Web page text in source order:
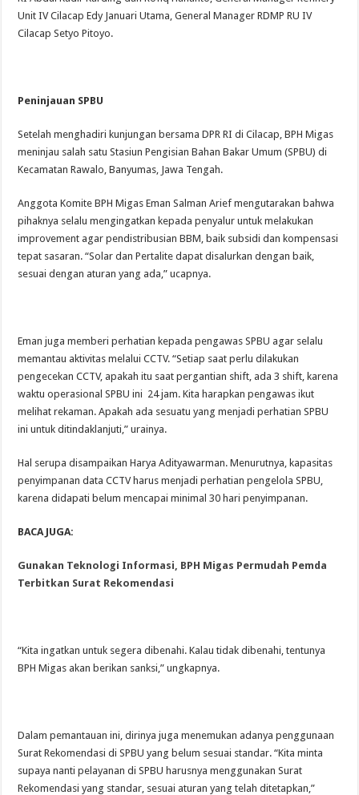
Unit IV Cilacap Edy Januari Utama, General Manager RDMP RU IV
Cilacap Setyo Pitoyo.
Peninjauan SPBU
Setelah menghadiri kunjungan bersama DPR RI di Cilacap, BPH Migas
meninjau salah satu Stasiun Pengisian Bahan Bakar Umum (SPBU) di
Kecamatan Rawalo, Banyumas, Jawa Tengah.
Anggota Komite BPH Migas Eman Salman Arief mengutarakan bahwa
pihaknya selalu mengingatkan kepada penyalur untuk melakukan
improvement agar pendistribusian BBM, baik subsidi dan kompensasi
tepat sasaran. “Solar dan Pertalite dapat disalurkan dengan baik,
sesuai dengan aturan yang ada,” ucapnya.
Eman juga memberi perhatian kepada pengawas SPBU agar selalu
memantau aktivitas melalui CCTV. “Setiap saat perlu dilakukan
pengecekan CCTV, apakah itu saat pergantian shift, ada 3 shift, karena
waktu operasional SPBU ini 24 jam. Kita harapkan pengawas ikut
melihat rekaman. Apakah ada sesuatu yang menjadi perhatian SPBU
ini untuk ditindaklanjuti,” urainya.
Hal serupa disampaikan Harya Adityawarman. Menurutnya, kapasitas
penyimpanan data CCTV harus menjadi perhatian pengelola SPBU,
karena didapati belum mencapai minimal 30 hari penyimpanan.
BACA JUGA:
Gunakan Teknologi Informasi, BPH Migas Permudah Pemda
Terbitkan Surat Rekomendasi
“Kita ingatkan untuk segera dibenahi. Kalau tidak dibenahi, tentunya
BPH Migas akan berikan sanksi,” ungkapnya.
Dalam pemantauan ini, dirinya juga menemukan adanya penggunaan
Surat Rekomendasi di SPBU yang belum sesuai standar. “Kita minta
supaya nanti pelayanan di SPBU harusnya menggunakan Surat
Rekomendasi yang standar, sesuai aturan yang telah ditetapkan,”